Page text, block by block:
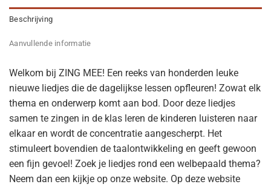
Beschrijving
Aanvullende informatie
Welkom bij ZING MEE! Een reeks van honderden leuke
nieuwe liedjes die de dagelijkse lessen opfleuren! Zowat elk
thema en onderwerp komt aan bod. Door deze liedjes
samen te zingen in de klas leren de kinderen luisteren naar
elkaar en wordt de concentratie aangescherpt. Het
stimuleert bovendien de taalontwikkeling en geeft gewoon
een fijn gevoel! Zoek je liedjes rond een welbepaald thema?
Neem dan een kijkje op onze website. Op deze website